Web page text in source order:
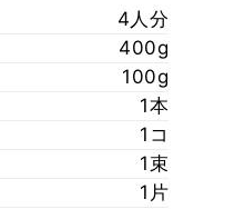
4人分
400g
100g
1本
1コ
1束
1片